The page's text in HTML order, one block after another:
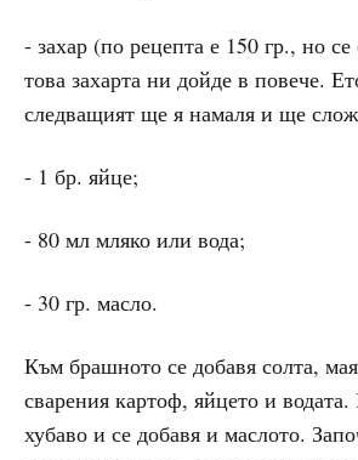
- захар (по рецепта е 150 гр., но се
това захарта ни дойде в повече.
следващият ще я намаля и ще
- 1 бр. яйце;
- 80 мл мляко или вода;
- 30 гр. масло.
Към брашното се добавя солта,
сварения картоф, яйцето и водата.
хубаво и се добавя и маслото.